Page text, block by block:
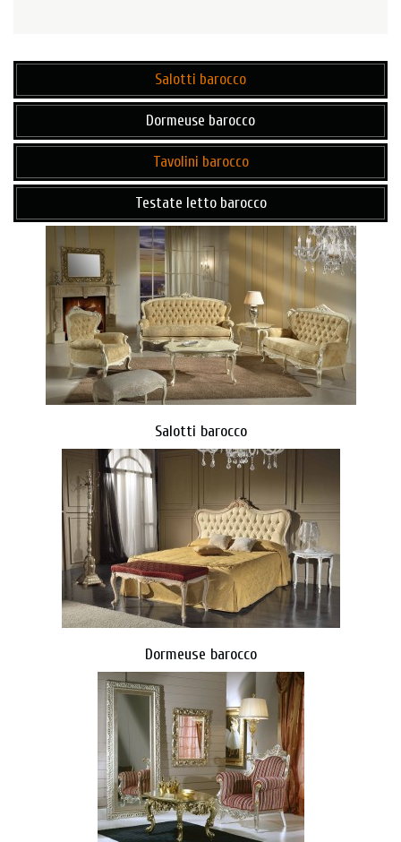
Salotti barocco
Dormeuse barocco
Tavolini barocco
Testate letto barocco
Salotti barocco
Dormeuse barocco